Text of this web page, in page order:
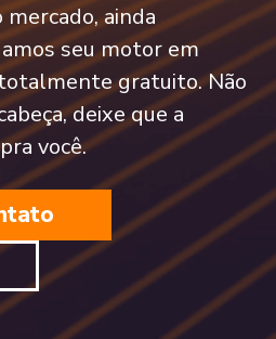
ainda
seu motor em
gratuito. Não
deixe que a
você.